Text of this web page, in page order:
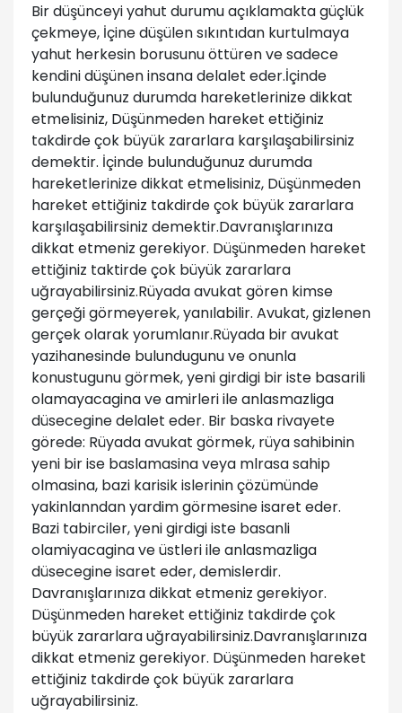
Bir düşünceyi yahut durumu açıklamakta güçlük
çekmeye, İçine düşülen sıkıntıdan kurtulmaya
yahut herkesin borusunu öttüren ve sadece
kendini düşünen insana delalet eder.İçinde
bulunduğunuz durumda hareketlerinize dikkat
etmelisiniz, Düşünmeden hareket ettiğiniz
takdirde çok büyük zararlara karşılaşabilirsiniz
demektir. İçinde bulunduğunuz durumda
hareketlerinize dikkat etmelisiniz, Düşünmeden
hareket ettiğiniz takdirde çok büyük zararlara
karşılaşabilirsiniz demektir.Davranışlarınıza
dikkat etmeniz gerekiyor. Düşünmeden hareket
ettiğiniz taktirde çok büyük zararlara
uğrayabilirsiniz.Rüyada avukat gören kimse
gerçeği görmeyerek, yanılabilir. Avukat, gizlenen
gerçek olarak yorumlanır.Rüyada bir avukat
yazihanesinde bulundugunu ve onunla
konustugunu görmek, yeni girdigi bir iste basarili
olamayacagina ve amirleri ile anlasmazliga
düsecegine delalet eder. Bir baska rivayete
görede: Rüyada avukat görmek, rüya sahibinin
yeni bir ise baslamasina veya mlrasa sahip
olmasina, bazi karisik islerinin çözümünde
yakinlanndan yardim görmesine isaret eder.
Bazi tabirciler, yeni girdigi iste basanli
olamiyacagina ve üstleri ile anlasmazliga
düsecegine isaret eder, demislerdir.
Davranışlarınıza dikkat etmeniz gerekiyor.
Düşünmeden hareket ettiğiniz takdirde çok
büyük zararlara uğrayabilirsiniz.Davranışlarınıza
dikkat etmeniz gerekiyor. Düşünmeden hareket
ettiğiniz takdirde çok büyük zararlara
uğrayabilirsiniz.